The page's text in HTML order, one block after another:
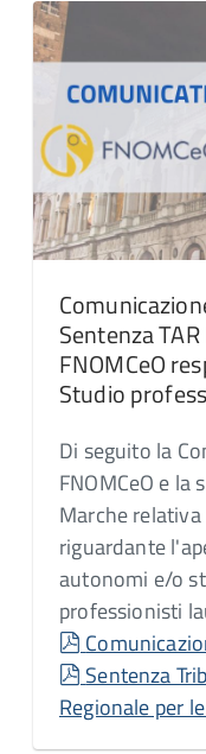
Sentenza
FNOMCeO
Studio
Di seguito la
FNOMCeO e la
Marche
riguardante
autonomi e/o
professionisti
pdf
pdf
Sentenza
Regionale per